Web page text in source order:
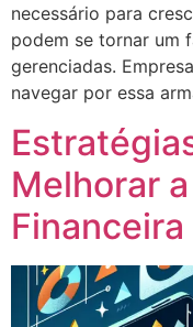
necessário para
podem se tornar um
gerenciadas.
navegar por essa
Melhorar